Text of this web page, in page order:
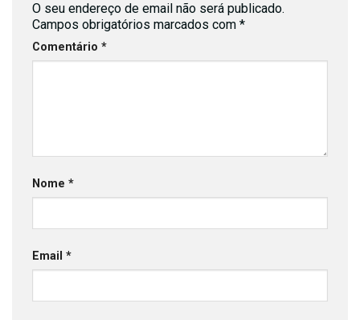
O seu endereço de email não será publicado.
Campos obrigatórios marcados com *
Comentário *
Nome *
Email *